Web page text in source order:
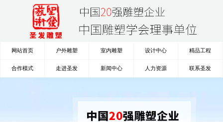
网站首页 户外雕塑 室内雕塑 设计中心 精品工程
合作模式 走进圣发 新闻中心 人力资源 联系圣发